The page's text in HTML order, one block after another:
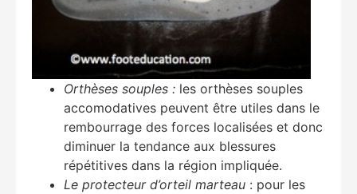
Orthèses souples : les orthèses souples
accomodatives peuvent être utiles dans le
rembourrage des forces localisées et donc
diminuer la tendance aux blessures
répétitives dans la région impliquée.
Le protecteur d’orteil marteau : pour les